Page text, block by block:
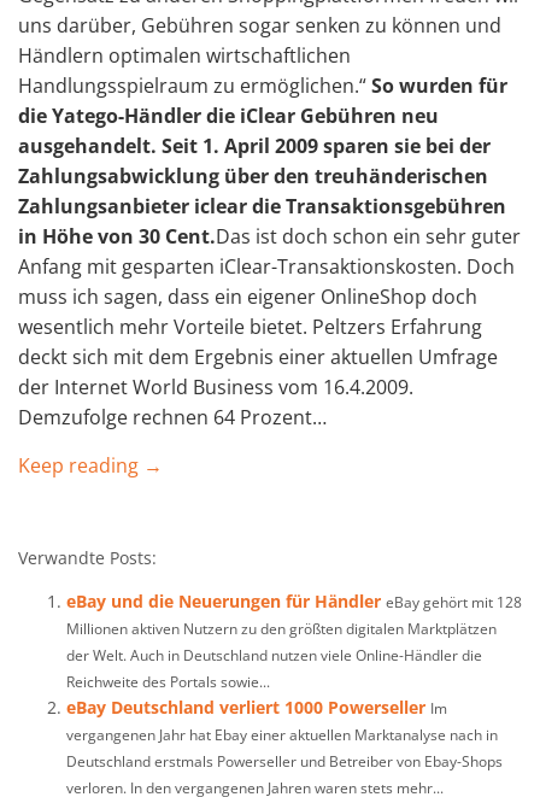
uns darüber, Gebühren sogar senken zu können und
Händlern optimalen wirtschaftlichen
Handlungsspielraum zu ermöglichen.“So wurden für
die Yatego-Händler die iClear Gebühren neu
ausgehandelt. Seit 1. April 2009 sparen sie bei der
Zahlungsabwicklung über den treuhänderischen
Zahlungsanbieter iclear die Transaktionsgebühren
in Höhe von 30 Cent.Das ist doch schon ein sehr guter
Anfang mit gesparten iClear-Transaktionskosten. Doch
muss ich sagen, dass ein eigener OnlineShop doch
wesentlich mehr Vorteile bietet. Peltzers Erfahrung
deckt sich mit dem Ergebnis einer aktuellen Umfrage
der Internet World Business vom 16.4.2009.
Demzufolge rechnen 64 Prozent…
Keep reading →
Verwandte Posts:
eBay und die Neuerungen für Händler eBay gehört mit 128
Millionen aktiven Nutzern zu den größten digitalen Marktplätzen
der Welt. Auch in Deutschland nutzen viele Online-Händler die
Reichweite des Portals sowie...
eBay Deutschland verliert 1000 Powerseller Im
vergangenen Jahr hat Ebay einer aktuellen Marktanalyse nach in
Deutschland erstmals Powerseller und Betreiber von Ebay-Shops
verloren. In den vergangenen Jahren waren stets mehr...